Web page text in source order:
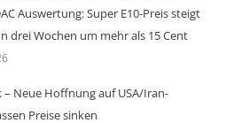
Auswertung: Super E10-Preis steigt
drei Wochen um mehr als 15 Cent
– Neue Hoffnung auf USA/Iran-
Preise sinken